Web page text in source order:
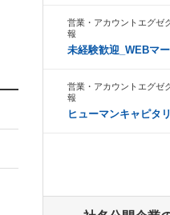
営業・アカウントエグゼ
報
未経験歓迎_WEBマ
営業・アカウントエグゼ
報
ヒューマンキャピタ